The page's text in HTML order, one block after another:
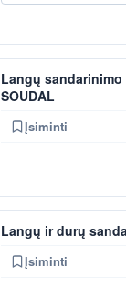
Langų
SOUDAL
Įsiminti
Langų ir durų
Įsiminti